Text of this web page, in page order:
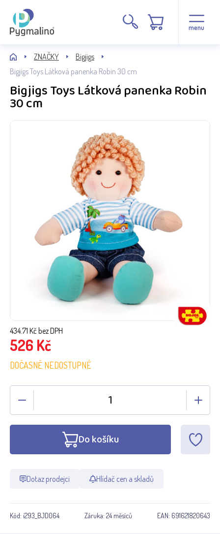
menu
ZNAČKY
Bigjigs
Bigjigs Toys Látková panenka Robin 30 cm
Bigjigs Toys Látková panenka Robin
30 cm
434.71 Kč bez DPH
526 Kč
DOČASNĚ NEDOSTUPNÉ
Do košíku
Dotaz prodejci Hlídač cen a skladů
Kód: i293_BJD064 Záruka: 24 měsíců EAN: 691621820643